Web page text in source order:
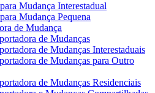
Mudança Interestadual
Mudança Pequena
de Mudança
de Mudanças
de Mudanças Interestaduais
de Mudanças para Outro
de Mudanças Residenciais